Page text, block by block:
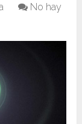
No hay